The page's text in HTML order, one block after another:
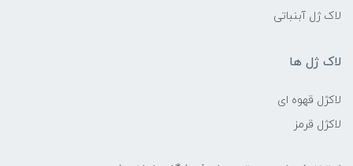
لاک ژل آبنباتی
لاک ژل ها
لاکژل قهوه ای
لاکژل قرمز